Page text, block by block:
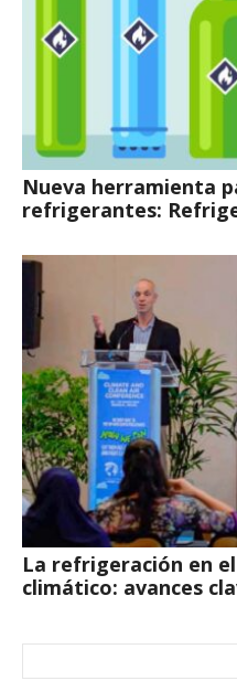
Nueva herramienta
refrigerantes:
La refrigeración en
climático: avances